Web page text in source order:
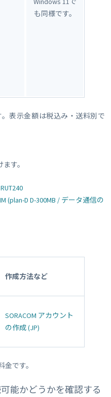
も同様です。
表示金額は税込み・送料別で
す。
(plan-D D-300MB / データ通信の
作成方法など
SORACOM アカウント
の作成 (JP)
です。
能かどうかを確認する